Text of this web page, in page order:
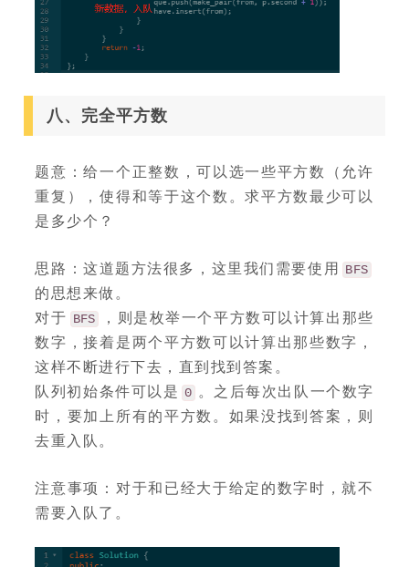
八、完全平方数
题意：给一个正整数，可以选一些平方数（允许
重复），使得和等于这个数。求平方数最少可以
是多少个？
思路：这道题方法很多，这里我们需要使用 BFS
的思想来做。
对于 BFS
，则是枚举一个平方数可以计算出那些
数字，接着是两个平方数可以计算出那些数字，
这样不断进行下去，直到找到答案。
队列初始条件可以是 0 。之后每次出队一个数字
时，要加上所有的平方数。如果没找到答案，则
去重入队。
注意事项：对于和已经大于给定的数字时，就不
需要入队了。